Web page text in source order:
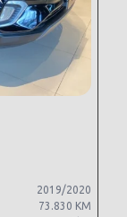
2019/2020
73.830 KM